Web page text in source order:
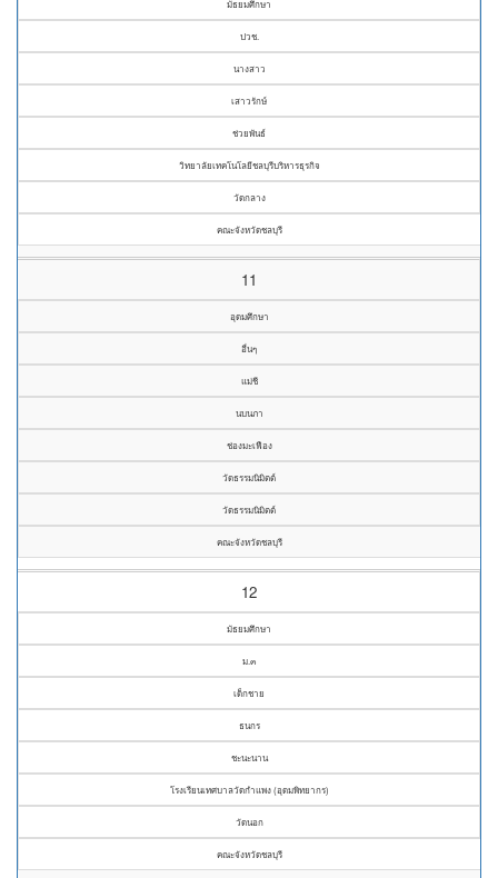
มัธยมศึกษา
ปวช.
นางสาว
เสาวรักษ์
ช่วยพันธ์
วิทยาลัยเทคโนโลยีชลบุรีบริหารธุรกิจ
วัดกลาง
คณะจังหวัดชลบุรี
11
อุดมศึกษา
อื่นๆ
แม่ชี
นบนภา
ช่องมะเฟือง
วัดธรรมนิมิตต์
วัดธรรมนิมิตต์
คณะจังหวัดชลบุรี
12
มัธยมศึกษา
ม.๓
เด็กชาย
ธนกร
ชะนะนาน
โรงเรียนเทศบาลวัดกำแพง (อุดมพิทยากร)
วัดนอก
คณะจังหวัดชลบุรี